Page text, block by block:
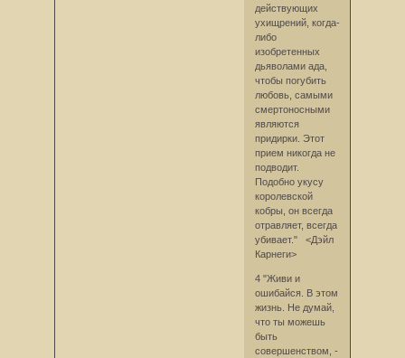
действующих
ухищрений, когда-
либо
изобретенных
дьяволами ада,
чтобы поryбить
любовь, самыми
смертоносными
являются
придирки. Этот
прием никогда не
подводит.
Подобно укусу
королевской
кобры, он всегда
отравляет, всегда
убивает." <Дэйл
Карнеги>
4 "Живи и
ошибайся. В этом
жизнь. Не думай,
что ты можешь
быть
совершенством, -